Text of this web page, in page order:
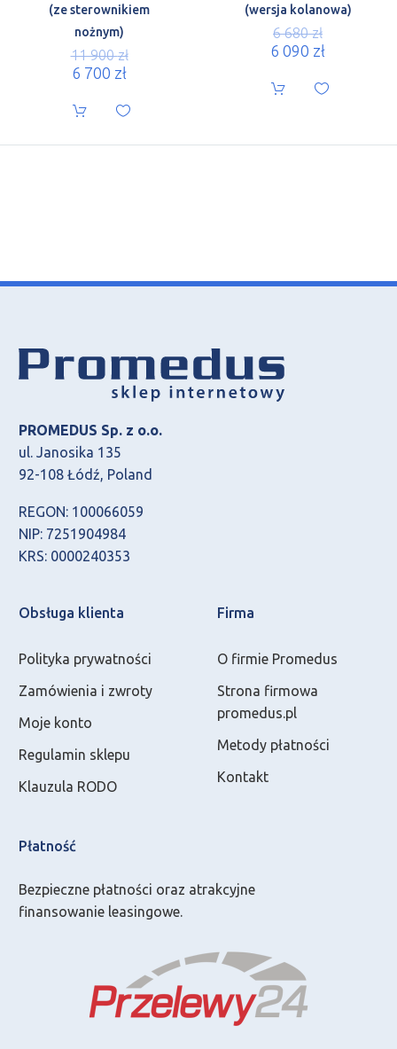
(ze sterownikiem
nożnym)
11 900zł
6 700 zł
(wersja kolanowa)
6 680zł
6 090 zł
PROMEDUS Sp. z o.o.
ul. Janosika 135
92-108 Łódź, Poland
REGON: 100066059
NIP: 7251904984
KRS: 0000240353
Obsługa klienta
Polityka prywatności
Zamówienia i zwroty
Moje konto
Regulamin sklepu
Klauzula RODO
Firma
O firmie Promedus
Strona firmowa
promedus.pl
Metody płatności
Kontakt
Płatność
Bezpieczne płatności oraz atrakcyjne
finansowanie leasingowe.